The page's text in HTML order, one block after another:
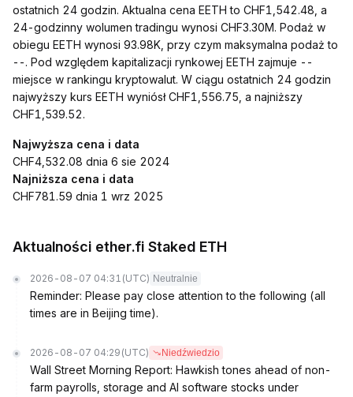
ostatnich 24 godzin. Aktualna cena EETH to CHF1,542.48, a
24-godzinny wolumen tradingu wynosi CHF3.30M. Podaż w
obiegu EETH wynosi 93.98K, przy czym maksymalna podaż to
--. Pod względem kapitalizacji rynkowej EETH zajmuje --
miejsce w rankingu kryptowalut. W ciągu ostatnich 24 godzin
najwyższy kurs EETH wyniósł CHF1,556.75, a najniższy
CHF1,539.52.
Najwyższa cena i data
CHF4,532.08 dnia 6 sie 2024
Najniższa cena i data
CHF781.59 dnia 1 wrz 2025
Aktualności ether.fi Staked ETH
2026-08-07 04:31 (UTC) Neutralnie
Reminder: Please pay close attention to the following (all
times are in Beijing time).
2026-08-07 04:29 (UTC) Niedźwiedzio
Wall Street Morning Report: Hawkish tones ahead of non-
farm payrolls, storage and AI software stocks under